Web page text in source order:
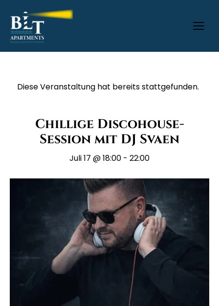
Diese Veranstaltung hat bereits stattgefunden.
Chillige Discohouse-
Session mit DJ Svaen
Juli 17 @ 18:00 - 22:00